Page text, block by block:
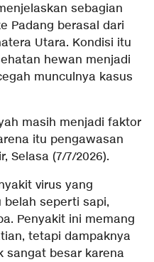
sebagian
Padang berasal dari
Utara. Kondisi itu
hewan menjadi
munculnya kasus
masih menjadi faktor
itu pengawasan
Selasa (7/7/2026).
virus yang
belah seperti sapi,
Penyakit ini memang
tetapi dampaknya
sangat besar karena